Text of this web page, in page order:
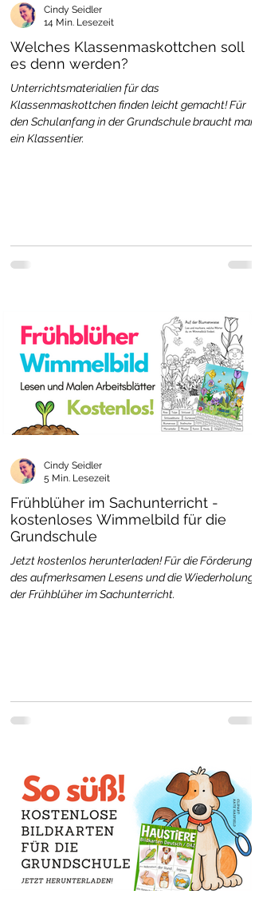
Welches Klassenmaskottchen soll
es denn werden?
Unterrichtsmaterialien für das
Klassenmaskottchen finden leicht gemacht! Für
den Schulanfang in der Grundschule braucht man
ein Klassentier.
Cindy Seidler
14 Min. Lesezeit
Frühblüher im Sachunterricht -
kostenloses Wimmelbild für die
Grundschule
Jetzt kostenlos herunterladen! Für die Förderung
des aufmerksamen Lesens und die Wiederholung
der Frühblüher im Sachunterricht.
Cindy Seidler
5 Min. Lesezeit